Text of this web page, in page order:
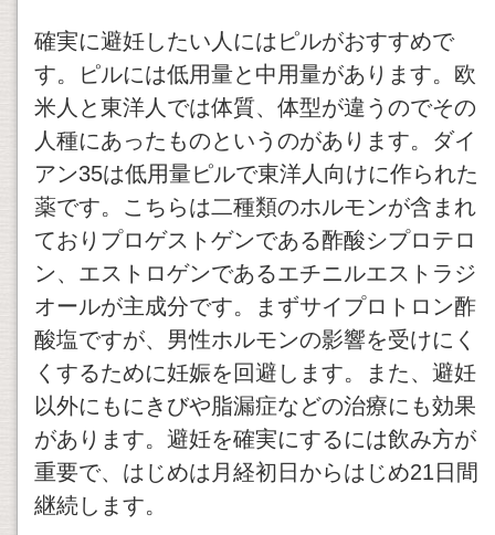
確実に避妊したい人にはピルがおすすめで
す。ピルには低用量と中用量があります。欧
米人と東洋人では体質、体型が違うのでその
人種にあったものというのがあります。ダイ
アン35は低用量ピルで東洋人向けに作られた
薬です。こちらは二種類のホルモンが含まれ
ておりプロゲストゲンである酢酸シプロテロ
ン、エストロゲンであるエチニルエストラジ
オールが主成分です。まずサイプロトロン酢
酸塩ですが、男性ホルモンの影響を受けにく
くするために妊娠を回避します。また、避妊
以外にもにきびや脂漏症などの治療にも効果
があります。避妊を確実にするには飲み方が
重要で、はじめは月経初日からはじめ21日間
継続します。